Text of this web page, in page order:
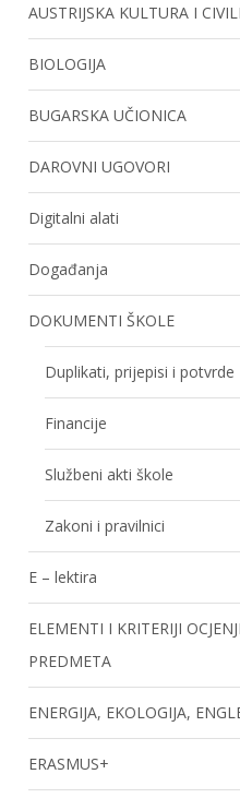
AUSTRIJSKA KULTURA I
BIOLOGIJA
BUGARSKA UČIONICA
DAROVNI UGOVORI
Digitalni alati
Događanja
DOKUMENTI ŠKOLE
Duplikati, prijepisi i potvrde
Financije
Službeni akti škole
Zakoni i pravilnici
E – lektira
ELEMENTI I KRITERIJI
PREDMETA
ENERGIJA, EKOLOGIJA,
ERASMUS+